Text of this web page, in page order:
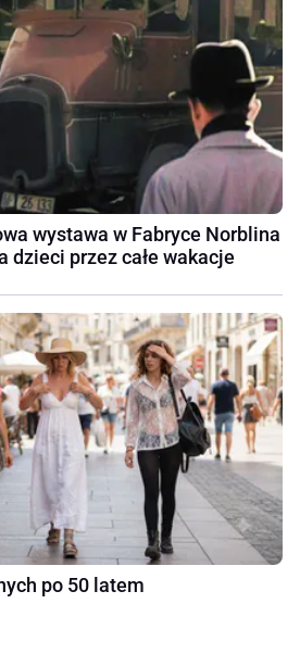
wystawa w Fabryce Norblina
dzieci przez całe wakacje
po 50 latem